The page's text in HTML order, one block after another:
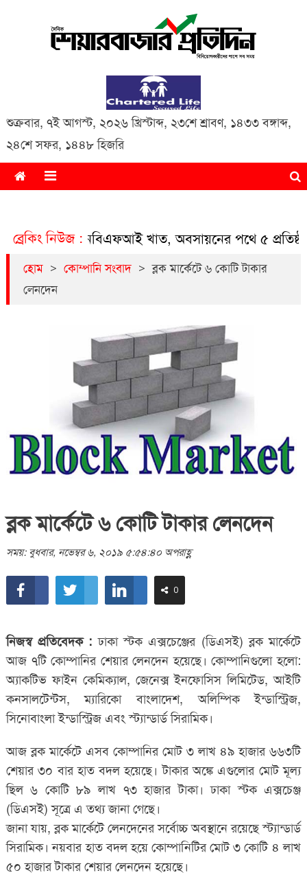
Daily Share Bazar Protidin
শুক্রবার, ৭ই আগস্ট, ২০২৬ খ্রিস্টাব্দ, ২৩শে শ্রাবণ, ১৪৩৩ বঙ্গাব্দ,
২৪শে সফর, ১৪৪৮ হিজরি
ব্রেকিং নিউজ :
হচ্ছে এনবিএফআই খাত, অবসায়নের পথে ৫ প্রতিষ্ঠান
হোম > কোম্পানি সংবাদ > ব্লক মার্কেটে ৬ কোটি টাকার
লেনদেন
ব্লক মার্কেটে ৬ কোটি টাকার লেনদেন
সময়: বুধবার, নভেম্বর ৬, ২০১৯ ৫:৫৪:৪০ অপরাহ্ণ
0
নিজস্ব প্রতিবেদক : ঢাকা স্টক এক্সচেঞ্জের (ডিএসই) ব্লক মার্কেটে
আজ ৭টি কোম্পানির শেয়ার লেনদেন হয়েছে। কোম্পানিগুলো হলো:
অ্যাকটিভ ফাইন কেমিক্যাল, জেনেক্স ইনফোসিস লিমিটেড, আইটি
কনসালটেন্টস, ম্যারিকো বাংলাদেশ, অলিম্পিক ইন্ডাস্ট্রিজ,
সিনোবাংলা ইন্ডাস্ট্রিজ এবং স্ট্যান্ডার্ড সিরামিক।
আজ ব্লক মার্কেটে এসব কোম্পানির মোট ৩ লাখ ৪৯ হাজার ৬৬৩টি
শেয়ার ৩০ বার হাত বদল হয়েছে। টাকার অঙ্কে এগুলোর মোট মূল্য
ছিল ৬ কোটি ৮৯ লাখ ৭৩ হাজার টাকা। ঢাকা স্টক এক্সচেঞ্জ
(ডিএসই) সূত্রে এ তথ্য জানা গেছে।
জানা যায়, ব্লক মার্কেটে লেনদেনের সর্বোচ্চ অবস্থানে রয়েছে স্ট্যান্ডার্ড
সিরামিক। নয়বার হাত বদল হয়ে কোম্পানিটির মোট ৩ কোটি ৪ লাখ
৫০ হাজার টাকার শেয়ার লেনদেন হয়েছে।